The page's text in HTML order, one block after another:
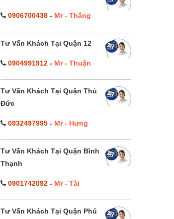
0906700438- Mr - Thắng
Tư Vấn Khách Tại Quận 12
0904991912- Mr - Thuận
Tư Vấn Khách Tại Quận Thủ
Đức
0932497995- Mr - Hưng
Tư Vấn Khách Tại Quận Bình
Thạnh
0901742092- Mr - Tài
Tư Vấn Khách Tại Quận Phú